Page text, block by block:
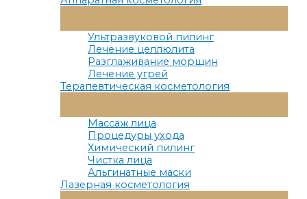
Меню
Ультразвуковой пилинг
Лечение целлюлита
Разглаживание морщин
Лечение угрей
Терапевтическая косметология
Меню
Массаж лица
Процедуры ухода
Химический пилинг
Чистка лица
Альгинатные маски
Лазерная косметология